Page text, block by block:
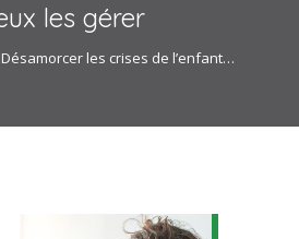
les gérer
Désamorcer les crises de l’enfant…